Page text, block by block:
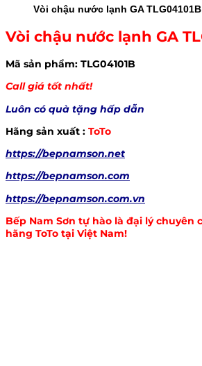
Vòi chậu nước lạnh GA TLG04101B
Vòi chậu nước lạnh GA
Mã sản phẩm: TLG04101B
Call giá tốt nhất!
Luôn có quà tặng hấp dẫn
Hãng sản xuất : ToTo
https://bepnamson.net
https://bepnamson.com
https://bepnamson.com.vn
Bếp Nam Sơn tự hào là đại lý chuyên
hãng ToTo tại Việt Nam!